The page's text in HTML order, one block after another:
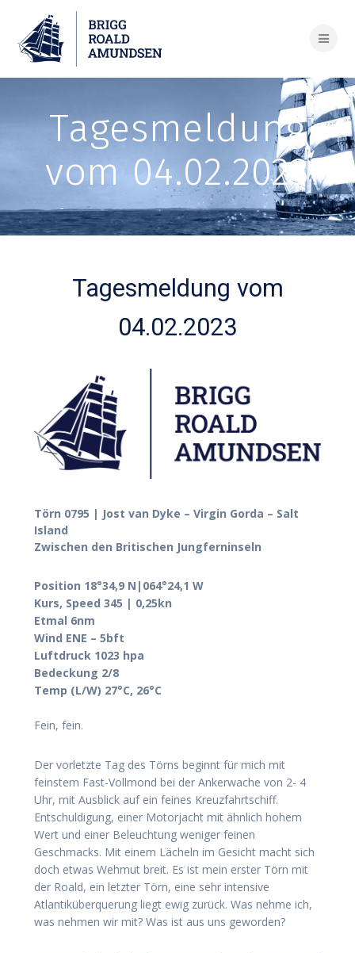
Tagesmeldung
vom 04.02.2023
Tagesmeldung vom
04.02.2023
Törn 0795 | Jost van Dyke – Virgin Gorda – Salt
Island
Zwischen den Britischen Jungferninseln
Position 18°34,9 N|064°24,1 W
Kurs, Speed 345 | 0,25kn
Etmal 6nm
Wind ENE – 5bft
Luftdruck 1023 hpa
Bedeckung 2/8
Temp (L/W) 27°C, 26°C
Fein, fein.
Der vorletzte Tag des Törns beginnt für mich mit
feinstem Fast-Vollmond bei der Ankerwache von 2- 4
Uhr, mit Ausblick auf ein feines Kreuzfahrtschiff.
Entschuldigung, einer Motorjacht mit ähnlich hohem
Wert und einer Beleuchtung weniger feinen
Geschmacks. Mit einem Lächeln im Gesicht macht sich
doch etwas Wehmut breit. Es ist mein erster Törn mit
der Roald, ein letzter Törn, eine sehr intensive
Atlantiküberquerung liegt ewig zurück. Was nehme ich,
was nehmen wir mit? Was ist aus uns geworden?